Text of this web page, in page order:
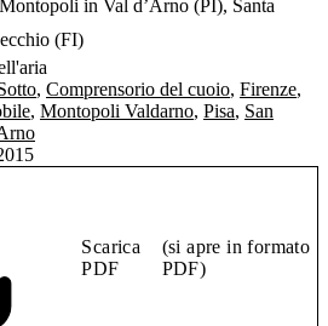
in Val d’Arno (PI), Santa
(FI)
, Comprensorio del cuoio, Firenze,
, Montopoli Valdarno, Pisa, San
Scarica
PDF
(si apre in formato
PDF)